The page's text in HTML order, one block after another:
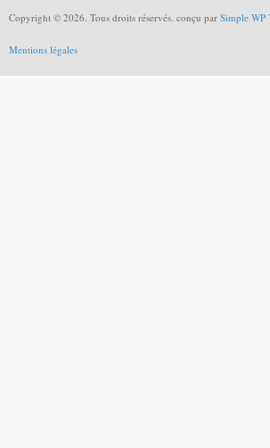
Copyright © 2026. Tous droits réservés. conçu par Simple WP
Mentions légales